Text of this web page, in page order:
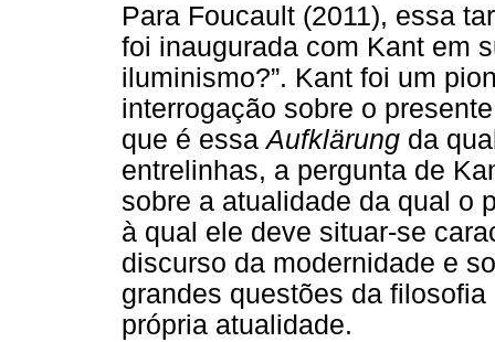
Para Foucault (2011), essa
foi inaugurada com Kant em
iluminismo?”. Kant foi um
interrogação sobre o
que é essaAufklärung da
entrelinhas, a pergunta de
sobre a atualidade da qual o
à qual ele deve situar-se
discurso da modernidade e
grandes questões da
própria atualidade.